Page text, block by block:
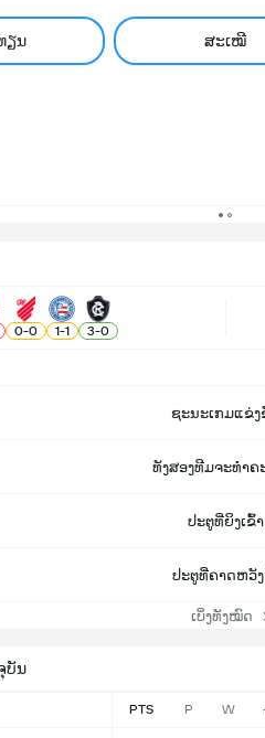
ຽນ ສະເໝີ
0-0 1-1 3-0
ຊະນະເກມແຂ່ງ
ທັງສອງທີມຈະທຳຄ
ປະຕູທີ່ຍິງເຂົ້າ
ປະຕູທີ່ຄາດຫວັງ
ເບິ່ງທັງໝົດ
ບັນ
PTS P W